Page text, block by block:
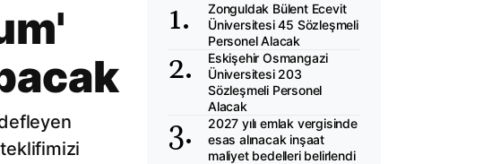
Zonguldak Bülent Ecevit
Üniversitesi 45 Sözleşmeli
Personel Alacak
Eskişehir Osmangazi
Üniversitesi 203
Sözleşmeli Personel
Alacak
2027 yılı emlak vergisinde
esas alınacak inşaat
maliyet bedelleri belirlendi